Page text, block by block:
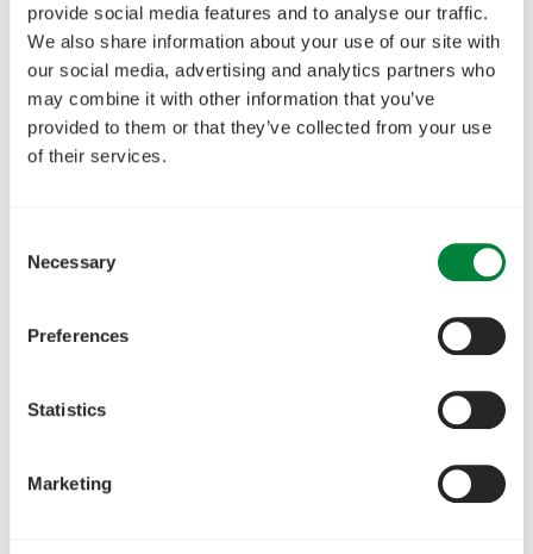
provide social media features and to analyse our traffic.
We also share information about your use of our site with
our social media, advertising and analytics partners who
may combine it with other information that you’ve
provided to them or that they’ve collected from your use
of their services.
Selection
Necessary
Preferences
Statistics
Marketing